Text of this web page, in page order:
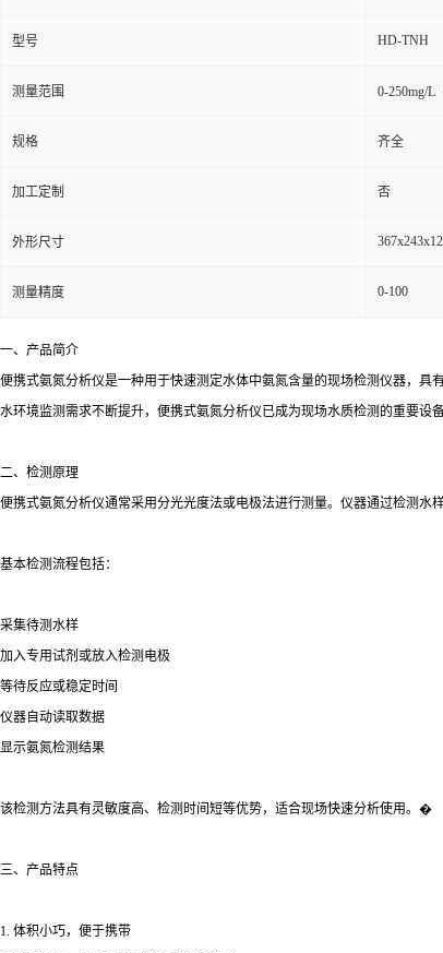
型号 HD-TNH
测量范围 0-250mg/L
规格 齐全
加工定制 否
外形尺寸
测量精度 0-100
一、产品简介
便携式氨氮分析仪是一种用于快速测定水体中氨氮含量的现场检测仪器，
水环境监测需求不断提升，便携式氨氮分析仪已成为现场水质检测的重要设
二、检测原理
便携式氨氮分析仪通常采用分光光度法或电极法进行测量。仪器通过检测水
基本检测流程包括：
采集待测水样
加入专用试剂或放入检测电极
等待反应或稳定时间
仪器自动读取数据
显示氨氮检测结果
该检测方法具有灵敏度高、检测时间短等优势，适合现场快速分析使用。�
三、产品特点
1. 体积小巧，便于携带